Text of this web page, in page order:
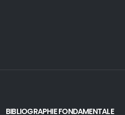
BIBLIOGRAPHIE FONDAMENTALE